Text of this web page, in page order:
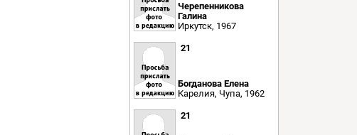
Черепенникова
Галина
Иркутск, 1967
21
Богданова Елена
Карелия, Чупа, 1962
21